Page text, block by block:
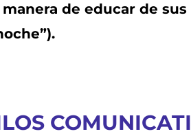
de educar de